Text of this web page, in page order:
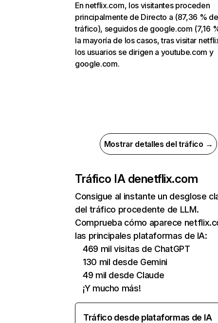
En netflix.com, los visitantes proceden
principalmente de Directo a (87,36 % de
tráfico), seguidos de google.com (7,16
la mayoría de los casos, tras visitar
los usuarios se dirigen a youtube.com y
google.com.
Mostrar detalles del tráfico →
Tráfico IA denetflix.com
Consigue al instante un desglose
del tráfico procedente de LLM.
Comprueba cómo aparece
las principales plataformas de IA:
469 mil visitas de ChatGPT
130 mil desde Gemini
49 mil desde Claude
¡Y mucho más!
Tráfico desde plataformas de IA